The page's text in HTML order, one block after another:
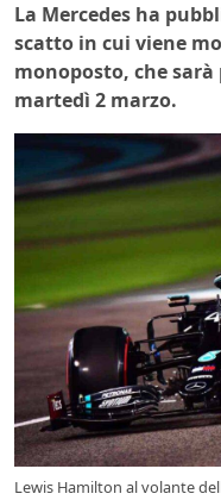
La Mercedes ha
scatto in cui viene
monoposto, che
martedì 2 marzo.
Lewis Hamilton al volante